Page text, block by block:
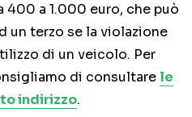
400 a 1.000 euro, che può
un terzo se la violazione
di un veicolo. Per
di consultare le
indirizzo.